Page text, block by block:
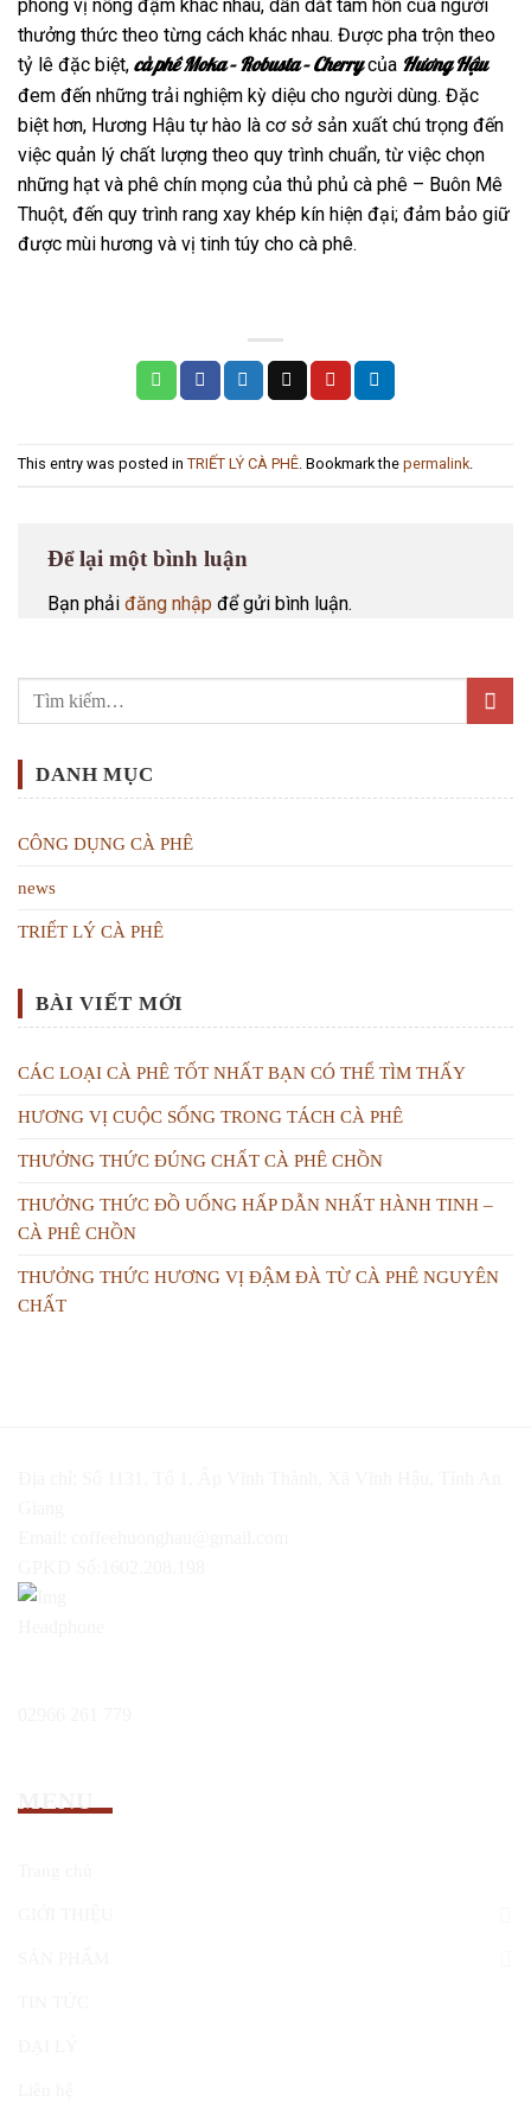
phong vị nồng đậm khác nhau, dẫn dắt tâm hồn của người
thưởng thức theo từng cách khác nhau. Được pha trộn theo
tỷ lê đặc biệt, cà phê Moka – Robusta – Cherrycủa Hương Hậu
đem đến những trải nghiệm kỳ diệu cho người dùng. Đặc
biệt hơn, Hương Hậu tự hào là cơ sở sản xuất chú trọng đến
việc quản lý chất lượng theo quy trình chuẩn, từ việc chọn
những hạt và phê chín mọng của thủ phủ cà phê – Buôn Mê
Thuột, đến quy trình rang xay khép kín hiện đại; đảm bảo giữ
được mùi hương và vị tinh túy cho cà phê.
This entry was posted in TRIẾT LÝ CÀ PHÊ. Bookmark the permalink.
Để lại một bình luận
Bạn phải đăng nhập để gửi bình luận.
DANH MỤC
CÔNG DỤNG CÀ PHÊ
news
TRIẾT LÝ CÀ PHÊ
BÀI VIẾT MỚI
CÁC LOẠI CÀ PHÊ TỐT NHẤT BẠN CÓ THỂ TÌM THẤY
HƯƠNG VỊ CUỘC SỐNG TRONG TÁCH CÀ PHÊ
THƯỞNG THỨC ĐÚNG CHẤT CÀ PHÊ CHỒN
THƯỞNG THỨC ĐỒ UỐNG HẤP DẪN NHẤT HÀNH TINH –
CÀ PHÊ CHỒN
THƯỞNG THỨC HƯƠNG VỊ ĐẬM ĐÀ TỪ CÀ PHÊ NGUYÊN
CHẤT